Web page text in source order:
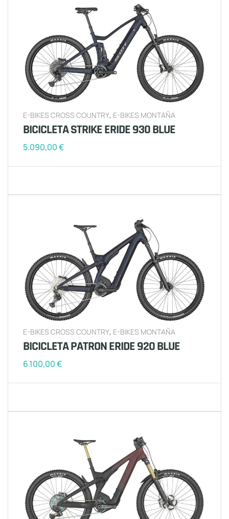
E-BIKES CROSS COUNTRY, E-BIKES MONTAÑA
BICICLETA STRIKE ERIDE 930 BLUE
5.090,00€
E-BIKES CROSS COUNTRY, E-BIKES MONTAÑA
BICICLETA PATRON ERIDE 920 BLUE
6.100,00€